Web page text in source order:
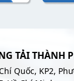
TẢI THÀNH
Quốc, KP2,